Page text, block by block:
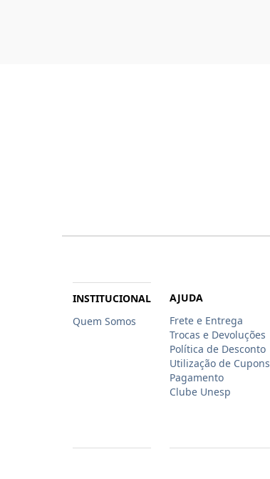
INSTITUCIONAL
Quem Somos
AJUDA
Frete e Entrega
Trocas e Devoluções
Política de Desconto
Utilização de Cupons
Pagamento
Clube Unesp